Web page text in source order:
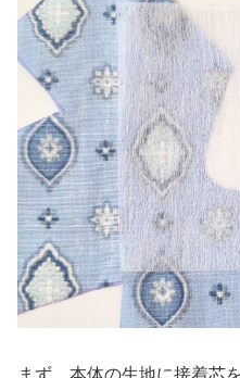
まず、本体の生地に接着芯